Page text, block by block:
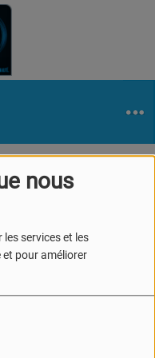
nous
services et les
pour améliorer